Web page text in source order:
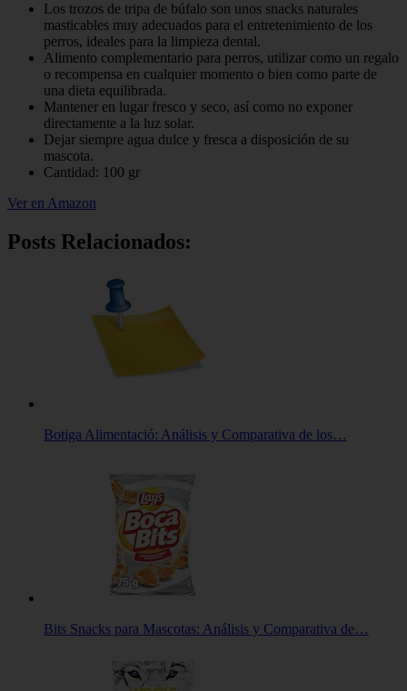
Los trozos de tripa de búfalo son unos snacks naturales
masticables muy adecuados para el entretenimiento de los
perros, ideales para la limpieza dental.
Alimento complementario para perros, utilizar como un regalo
o recompensa en cualquier momento o bien como parte de
una dieta equilibrada.
Mantener en lugar fresco y seco, así como no exponer
directamente a la luz solar.
Dejar siempre agua dulce y fresca a disposición de su
mascota.
Cantidad: 100 gr
Ver en Amazon
Posts Relacionados:
Botiga Alimentació: Análisis y Comparativa de los…
Bits Snacks para Mascotas: Análisis y Comparativa de…